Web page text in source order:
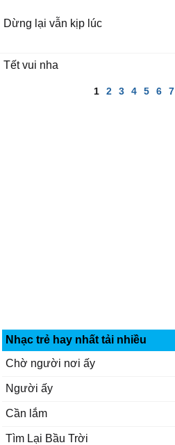
Dừng lại vẫn kịp lúc
Tết vui nha
1 2 3 4 5 6 7
Nhạc trẻ hay nhất tải nhiều
Chờ người nơi ấy
Người ấy
Cần lắm
Tìm Lại Bầu Trời